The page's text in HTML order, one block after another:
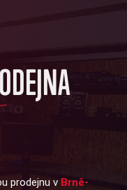
prodejnu v Brně-